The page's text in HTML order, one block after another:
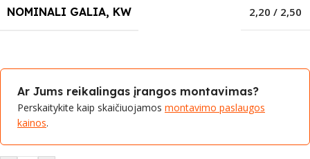
NOMINALI GALIA, KW 2,20 / 2,50
Ar Jums reikalingas įrangos montavimas?
Perskaitykite kaip skaičiuojamos montavimo paslaugos
kainos.